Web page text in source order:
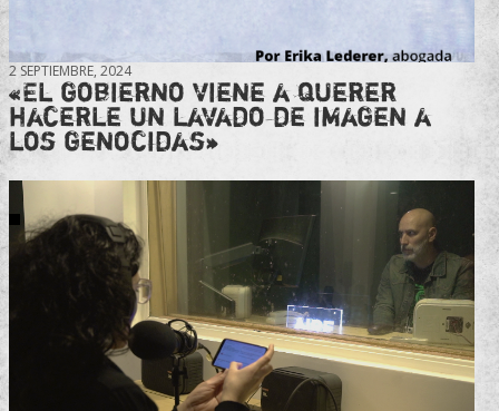
2 SEPTIEMBRE, 2024
«El gobierno viene a querer
hacerle un lavado de imagen a
los genocidas»